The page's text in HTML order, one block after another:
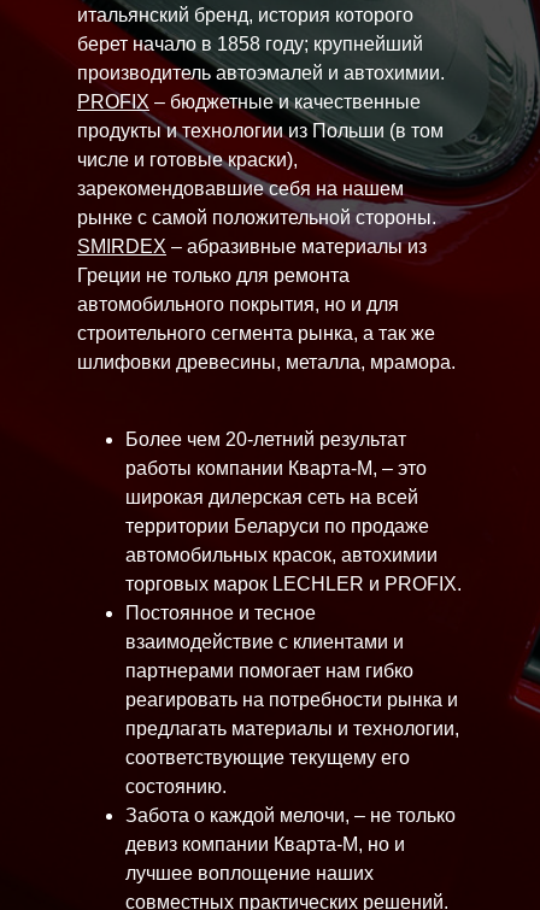
итальянский бренд, история которого
берет начало в 1858 году; крупнейший
производитель автоэмалей и автохимии.
PROFIX – бюджетные и качественные
продукты и технологии из Польши (в том
числе и готовые краски),
зарекомендовавшие себя на нашем
рынке с самой положительной стороны.
SMIRDEX – абразивные материалы из
Греции не только для ремонта
автомобильного покрытия, но и для
строительного сегмента рынка, а так же
шлифовки древесины, металла, мрамора.
Более чем 20-летний результат
работы компании Кварта-М, – это
широкая дилерская сеть на всей
территории Беларуси по продаже
автомобильных красок, автохимии
торговых марок LECHLER и PROFIX.
Постоянное и тесное
взаимодействие с клиентами и
партнерами помогает нам гибко
реагировать на потребности рынка и
предлагать материалы и технологии,
соответствующие текущему его
состоянию.
Забота о каждой мелочи, – не только
девиз компании Кварта-М, но и
лучшее воплощение наших
совместных практических решений.